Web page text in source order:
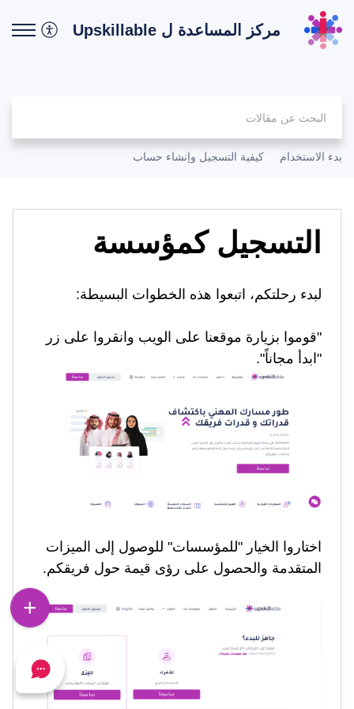
مركز المساعدة ل Upskillable
بدء الاستخدام كيفية التسجيل وإنشاء حساب
التسجيل كمؤسسة
لبدء رحلتكم، اتبعوا هذه الخطوات البسيطة:
"قوموا بزيارة موقعنا على الويب وانقروا على زر
"ابدأ مجاناً".
اختاروا الخيار "للمؤسسات" للوصول إلى الميزات
المتقدمة والحصول على رؤى قيمة حول فريقكم.